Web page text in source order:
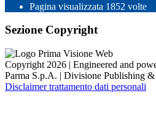
Pagina visualizzata 1852 volte
Sezione Copyright
Copyright 2026 | Engineered and
Parma S.p.A. | Divisione Publishing
Disclaimer trattamento dati personali